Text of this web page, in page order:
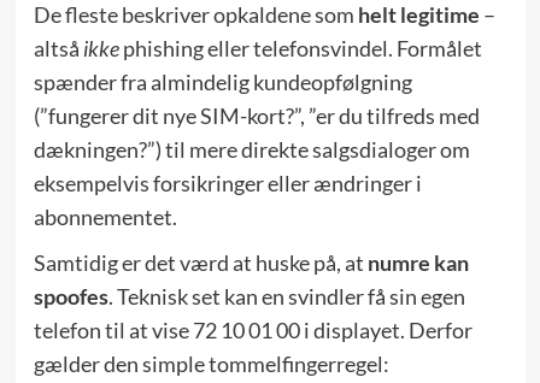
De fleste beskriver opkaldene som helt legitime –
altså ikkephishing eller telefonsvindel. Formålet
spænder fra almindelig kundeopfølgning
(”fungerer dit nye SIM-kort?”, ”er du tilfreds med
dækningen?”) til mere direkte salgsdialoger om
eksempelvis forsikringer eller ændringer i
abonnementet.
Samtidig er det værd at huske på, at numre kan
spoofes. Teknisk set kan en svindler få sin egen
telefon til at vise 72 10 01 00 i displayet. Derfor
gælder den simple tommelfingerregel: